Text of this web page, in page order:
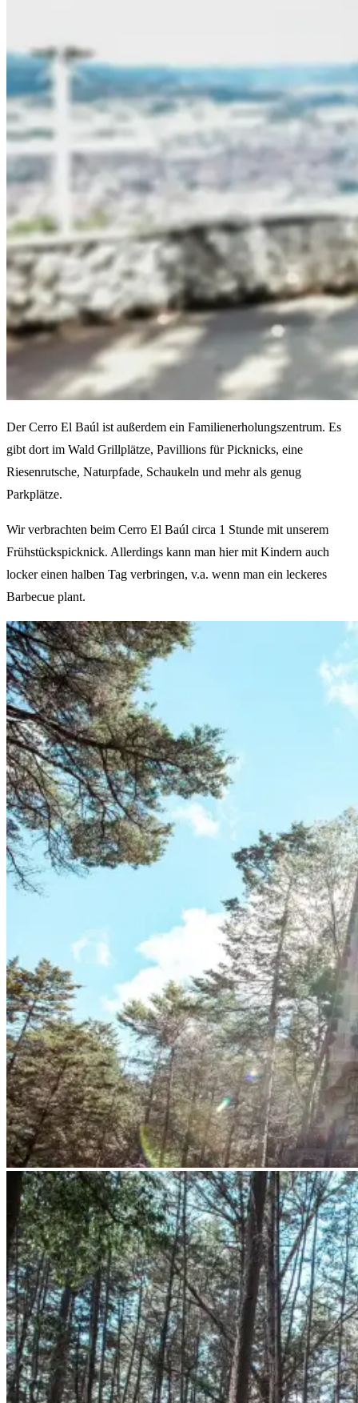
Der Cerro El Baúl ist außerdem ein Familienerholungszentrum. Es
gibt dort im Wald Grillplätze, Pavillions für Picknicks, eine
Riesenrutsche, Naturpfade, Schaukeln und mehr als genug
Parkplätze.
Wir verbrachten beim Cerro El Baúl circa 1 Stunde mit unserem
Frühstückspicknick. Allerdings kann man hier mit Kindern auch
locker einen halben Tag verbringen, v.a. wenn man ein leckeres
Barbecue plant.